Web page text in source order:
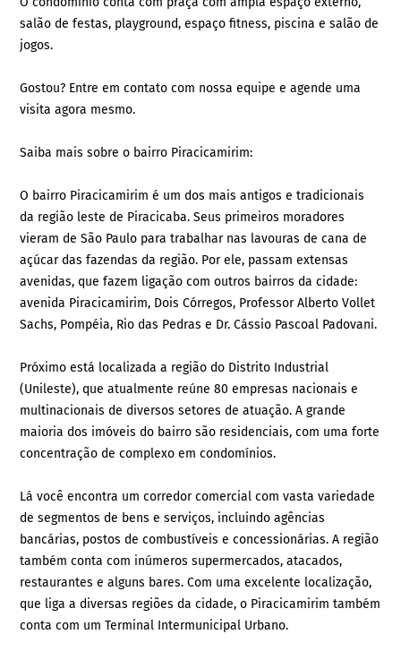
salão de festas, playground, espaço fitness, piscina e salão de
jogos.
Gostou? Entre em contato com nossa equipe e agende uma
visita agora mesmo.
Saiba mais sobre o bairro Piracicamirim:
O bairro Piracicamirim é um dos mais antigos e tradicionais
da região leste de Piracicaba. Seus primeiros moradores
vieram de São Paulo para trabalhar nas lavouras de cana de
açúcar das fazendas da região. Por ele, passam extensas
avenidas, que fazem ligação com outros bairros da cidade:
avenida Piracicamirim, Dois Córregos, Professor Alberto Vollet
Sachs, Pompéia, Rio das Pedras e Dr. Cássio Pascoal Padovani.
Próximo está localizada a região do Distrito Industrial
(Unileste), que atualmente reúne 80 empresas nacionais e
multinacionais de diversos setores de atuação. A grande
maioria dos imóveis do bairro são residenciais, com uma forte
concentração de complexo em condomínios.
Lá você encontra um corredor comercial com vasta variedade
de segmentos de bens e serviços, incluindo agências
bancárias, postos de combustíveis e concessionárias. A região
também conta com inúmeros supermercados, atacados,
restaurantes e alguns bares. Com uma excelente localização,
que liga a diversas regiões da cidade, o Piracicamirim também
conta com um Terminal Intermunicipal Urbano.